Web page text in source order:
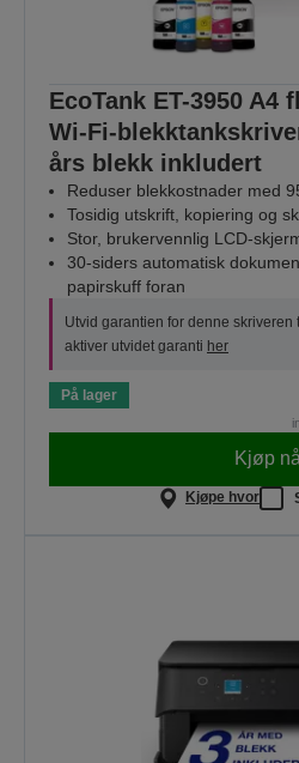
EcoTank ET-3950 A4
Wi-Fi-
års blekk inkludert
Reduser blekkostnader med
Tosidig utskrift, kopiering og
Stor, brukervennlig LCD-
30-siders automatisk
papirskuff foran
Utvid garantien for denne skriveren
aktiver utvidet garanti her
På lager
Kjøp
Kjøpe hvor